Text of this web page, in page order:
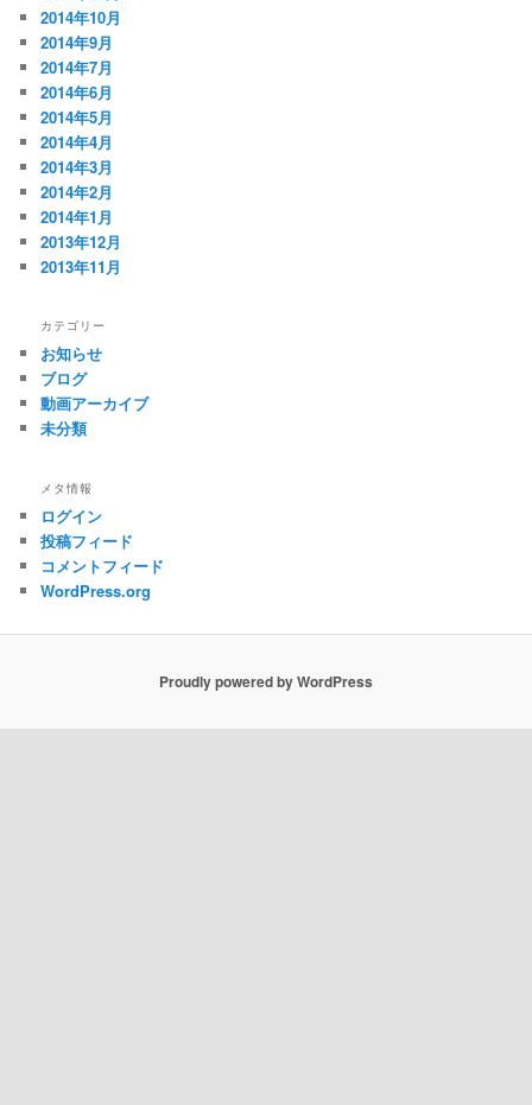
2014年10月
2014年9月
2014年7月
2014年6月
2014年5月
2014年4月
2014年3月
2014年2月
2014年1月
2013年12月
2013年11月
カテゴリー
お知らせ
ブログ
動画アーカイブ
未分類
メタ情報
ログイン
投稿フィード
コメントフィード
WordPress.org
Proudly powered by WordPress